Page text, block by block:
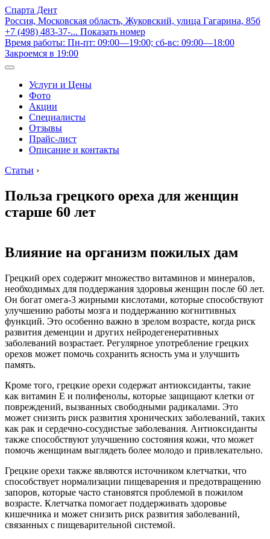
Спарта Дент
Россия, Московская область, Жуковский, улица Гагарина, 85б
+7 (498) 483-37-... Показать номер
Время работы: Пн-пт: 09:00—19:00; сб-вс: 09:00—18:00
Закроемся в 19:00
Услуги и Цены
Фото
Акции
Специалисты
Отзывы
Прайс-лист
Описание и контакты
Статьи ›
Польза грецкого ореха для женщин
старше 60 лет
Влияние на организм пожилых дам
Грецкий орех содержит множество витаминов и минералов,
необходимых для поддержания здоровья женщин после 60 лет.
Он богат омега-3 жирными кислотами, которые способствуют
улучшению работы мозга и поддержанию когнитивных
функций. Это особенно важно в зрелом возрасте, когда риск
развития деменции и других нейродегенеративных
заболеваний возрастает. Регулярное употребление грецких
орехов может помочь сохранить ясность ума и улучшить
память.
Кроме того, грецкие орехи содержат антиоксиданты, такие
как витамин E и полифенолы, которые защищают клетки от
повреждений, вызванных свободными радикалами. Это
может снизить риск развития хронических заболеваний, таких
как рак и сердечно-сосудистые заболевания. Антиоксиданты
также способствуют улучшению состояния кожи, что может
помочь женщинам выглядеть более молодо и привлекательно.
Грецкие орехи также являются источником клетчатки, что
способствует нормализации пищеварения и предотвращению
запоров, которые часто становятся проблемой в пожилом
возрасте. Клетчатка помогает поддерживать здоровье
кишечника и может снизить риск развития заболеваний,
связанных с пищеварительной системой.